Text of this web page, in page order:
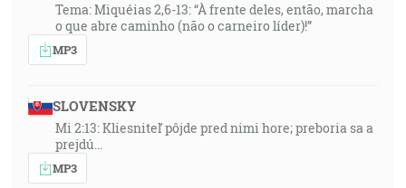
Tema: Miquéias 2,6-13: “À frente deles, então, marcha
o que abre caminho (não o carneiro líder)!”
MP3
SLOVENSKY
Mi 2:13: Kliesniteľ pôjde pred nimi hore; preboria sa a
prejdú…
MP3